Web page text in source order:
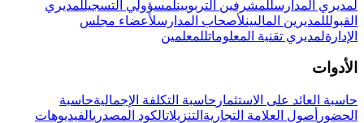
لمديري المدارسللمشرفين التربويينلمسؤولي التسجيللمديري
القبولللمديرين الماليينلأصحاب المدارسلأعضاء مجلس
الإدارةلمديري تقنية المعلوماتللمعلمين
الأدوات
حاسبة العائد على الاستثمار حاسبة التكلفة الإجماليةحاسبة
الحضور أصول العلامة التجارية التنزيلاتالكود المصدريالفيديوهات